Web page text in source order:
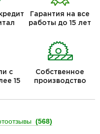
Гарантия на все
работы до 15 лет
с
15
Собственное
производство
(568)